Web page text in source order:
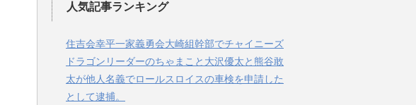
人気記事ランキング
住吉会幸平一家義勇会大崎組幹部でチャイニーズ
ドラゴンリーダーのちゃまこと大沢優太と熊谷敢
太が他人名義でロールスロイスの車検を申請した
として逮捕。